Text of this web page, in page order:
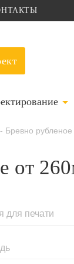
Бревно
от
для печати